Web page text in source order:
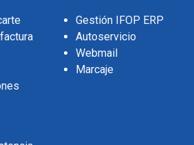
Gestión IFOP ERP
Autoservicio
Webmail
Marcaje